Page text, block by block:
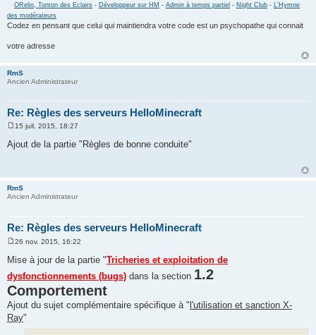
ORelio, Tonton des Eclairs - Développeur sur HM - Admin à temps partiel - Night Club -
L'Hymne
des modérateurs
Codez en pensant que celui qui maintiendra votre code est un psychopathe qui connait
votre adresse
RmS
Ancien Administrateur
Re: Règles des serveurs HelloMinecraft
s
15 juil. 2015, 18:27
Ajout de la partie "Règles de bonne conduite"
RmS
Ancien Administrateur
Re: Règles des serveurs HelloMinecraft
e
s
s
a
g
26 nov. 2015, 16:22
Mise à jour de la partie "Tricheries et exploitation de
dysfonctionnements (bugs) dans la section 1.2
Comportement
Ajout du sujet complémentaire spécifique à "l'utilisation et sanction X-
Ray"